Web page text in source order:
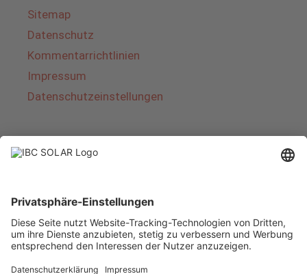
Sitemap
Datenschutz
Kommentarrichtlinien
Impressum
Datenschutzeinstellungen
Über IBC SOLAR
von Energielösungen und Dienstleistungen im
Bereich Photovoltaik und Speicher. Das
Unternehmen bietet Komplettsysteme an und
deckt das gesamte Spektrum von der Planung
bis zur schlüsselfertigen Übergabe von